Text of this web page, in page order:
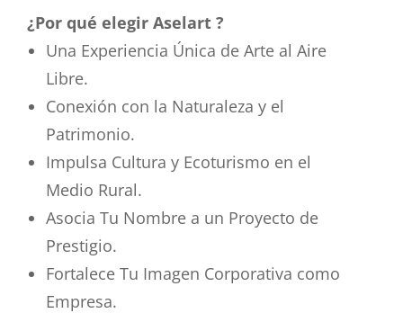
¿Por qué elegir Aselart ?
Una Experiencia Única de Arte al Aire
Libre.
Conexión con la Naturaleza y el
Patrimonio.
Impulsa Cultura y Ecoturismo en el
Medio Rural.
Asocia Tu Nombre a un Proyecto de
Prestigio.
Fortalece Tu Imagen Corporativa como
Empresa.